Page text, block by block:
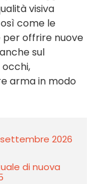
visiva
come le
per offrire nuove
sul
arma in modo
2026
di nuova